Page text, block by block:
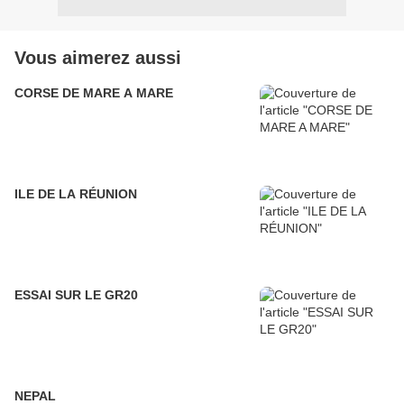
Vous aimerez aussi
CORSE DE MARE A MARE
ILE DE LA RÉUNION
ESSAI SUR LE GR20
NEPAL